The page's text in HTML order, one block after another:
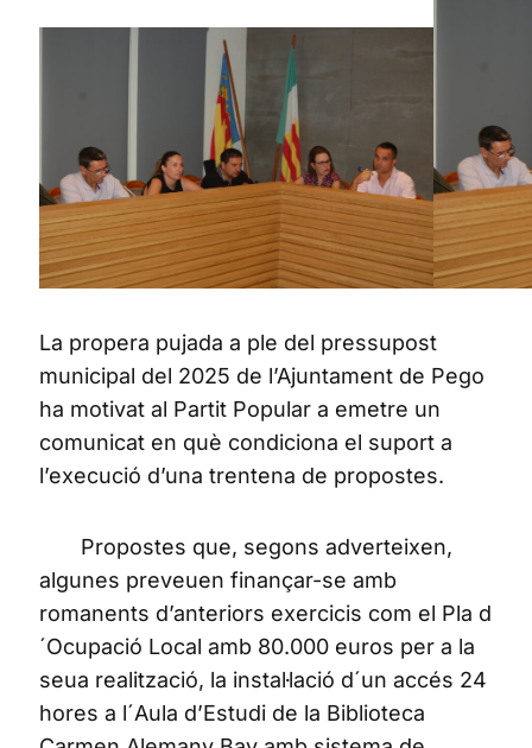
La propera pujada a ple del pressupost
municipal del 2025 de l’Ajuntament de Pego
ha motivat al Partit Popular a emetre un
comunicat en què condiciona el suport a
l’execució d’una trentena de propostes.
Propostes que, segons adverteixen,
algunes preveuen finançar-se amb
romanents d’anteriors exercicis com el Pla d
´Ocupació Local amb 80.000 euros per a la
seua realització, la instal·lació d´un accés 24
hores a l´Aula d’Estudi de la Biblioteca